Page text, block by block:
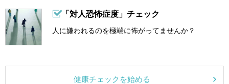
「対人恐怖症度」チェック
人に嫌われるのを極端に怖がってませんか？
健康チェックを始める